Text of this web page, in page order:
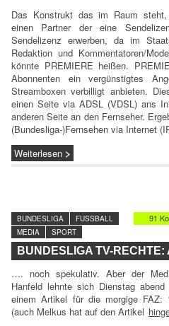
Das Konstrukt das im Raum
einen Partner der eine
Sendelizenz erwerben, da im
Redaktion und Kommentatoren/
könnte PREMIERE heißen.
Abonnenten ein vergünstigtes
Streamboxen verbilligt anbieten.
einen Seite via ADSL (VDSL) ans
anderen Seite an den Fernseher.
(Bundesliga-)Fernsehen via Internet
Weiterlesen
91
BUNDESLIGA
FUSSBALL
MEDIA
SPORT
BUNDESLIGA TV-
…. noch spekulativ. Aber der
Hanfeld lehnte sich Dienstag
einem Artikel für die morgige FAZ:
(auch Melkus hat auf den Artikel